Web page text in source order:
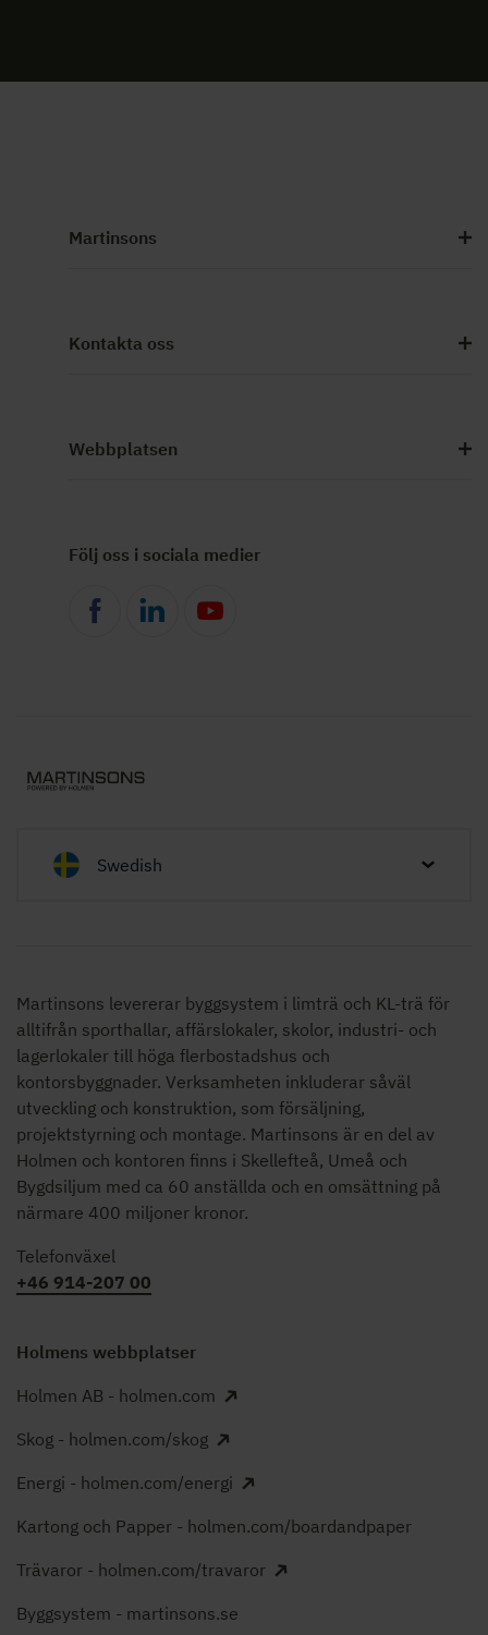
Martinsons
Kontakta oss
Webbplatsen
Följ oss i sociala medier
Swedish
Martinsons levererar byggsystem i limträ och KL-trä för
alltifrån sporthallar, affärslokaler, skolor, industri- och
lagerlokaler till höga flerbostadshus och
kontorsbyggnader. Verksamheten inkluderar såväl
utveckling och konstruktion, som försäljning,
projektstyrning och montage. Martinsons är en del av
Holmen och kontoren finns i Skellefteå, Umeå och
Bygdsiljum med ca 60 anställda och en omsättning på
närmare 400 miljoner kronor.
Telefonväxel
+46 914-207 00
Holmens webbplatser
Holmen AB - holmen.com
Skog - holmen.com/skog
Energi - holmen.com/energi
Kartong och Papper - holmen.com/boardandpaper
Trävaror - holmen.com/travaror
Byggsystem - martinsons.se